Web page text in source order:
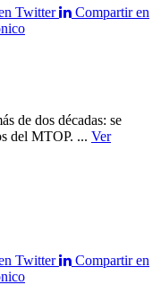
Twitter
Compartir en
de dos décadas: se
del MTOP. ... Ver
Twitter
Compartir en